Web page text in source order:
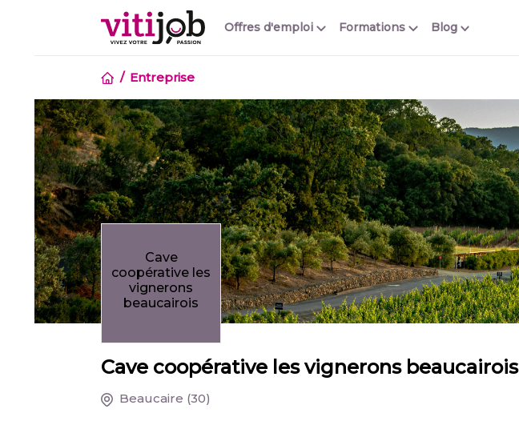
Offres d'emploi Blog
Formations
Entreprise
Cave
coopérative les
vignerons
beaucairois
Cave coopérative les vignerons beaucairois
Beaucaire (30)